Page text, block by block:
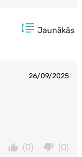
Jaunākās
26/09/2025
(0)
(0)